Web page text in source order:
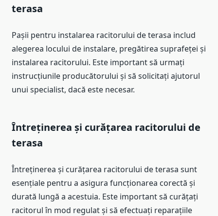
terasa
Pașii pentru instalarea racitorului de terasa includ
alegerea locului de instalare, pregătirea suprafeței și
instalarea racitorului. Este important să urmați
instrucțiunile producătorului și să solicitați ajutorul
unui specialist, dacă este necesar.
Întreținerea și curățarea racitorului de
terasa
Întreținerea și curățarea racitorului de terasa sunt
esențiale pentru a asigura funcționarea corectă și
durată lungă a acestuia. Este important să curățați
racitorul în mod regulat și să efectuați reparațiile